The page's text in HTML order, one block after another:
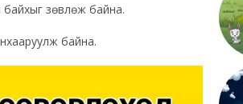
байхыг зөвлөж байна.
байна.